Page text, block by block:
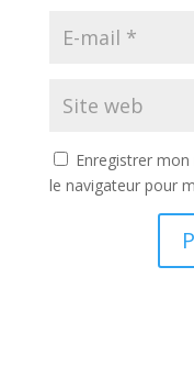
Enregistrer
le navigateur pour